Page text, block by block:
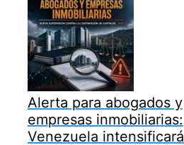
Alerta para abogados y
empresas inmobiliarias:
Venezuela intensificará